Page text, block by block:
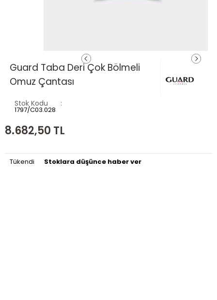
Guard Taba Deri Çok Bölmeli
Omuz Çantası
Stok Kodu
1797/C03.028
8.682,50 TL
Tükendi Stoklara düşünce haber ver